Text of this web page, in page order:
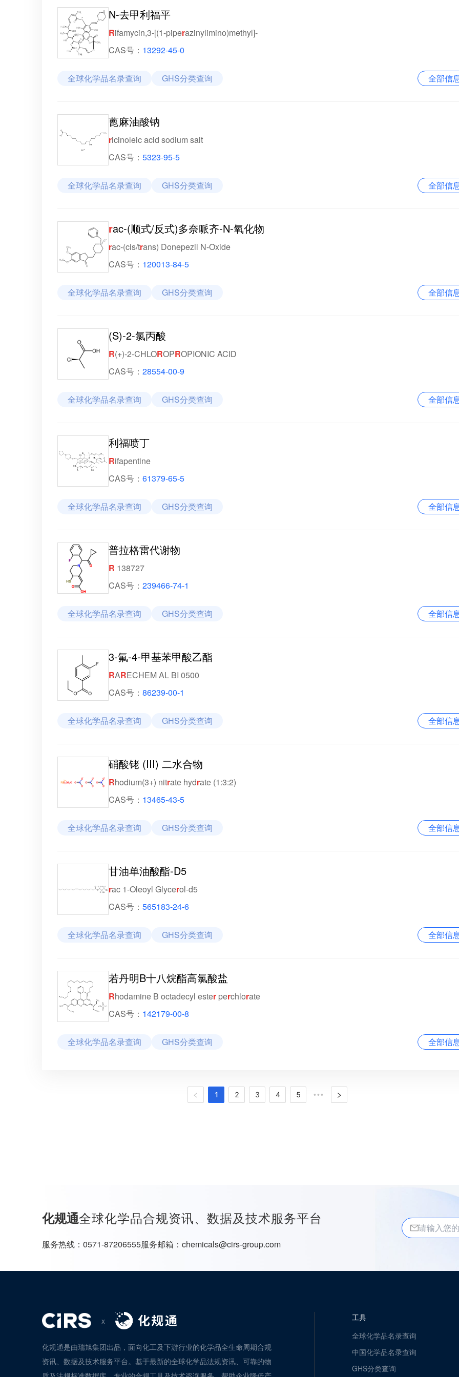
N-去甲利福平
Rifamycin,3-[(1-piperazinylimino)methyl]-
CAS号： 13292-45-0
全球化学品名录查询 GHS分类查询 全部信
蓖麻油酸钠
ricinoleic acid sodium salt
CAS号： 5323-95-5
全球化学品名录查询 GHS分类查询 全部信
rac-(顺式/反式)多奈哌齐-N-氧化物
rac-(cis/trans) Donepezil N-Oxide
CAS号： 120013-84-5
全球化学品名录查询 GHS分类查询 全部信
(S)-2-氯丙酸
R(+)-2-CHLOROPROPIONIC ACID
CAS号： 28554-00-9
全球化学品名录查询 GHS分类查询 全部信
利福喷丁
Rifapentine
CAS号： 61379-65-5
全球化学品名录查询 GHS分类查询 全部信
普拉格雷代谢物
R 138727
CAS号： 239466-74-1
全球化学品名录查询 GHS分类查询 全部信
3-氟-4-甲基苯甲酸乙酯
RARECHEM AL BI 0500
CAS号： 86239-00-1
全球化学品名录查询 GHS分类查询 全部信
硝酸铑 (III) 二水合物
Rhodium(3+) nitrate hydrate (1:3:2)
CAS号： 13465-43-5
全球化学品名录查询 GHS分类查询 全部信
甘油单油酸酯-D5
rac 1-Oleoyl Glycerol-d5
CAS号： 565183-24-6
全球化学品名录查询 GHS分类查询 全部信
若丹明B十八烷酯高氯酸盐
Rhodamine B octadecyl ester perchlorate
CAS号： 142179-00-8
全球化学品名录查询 GHS分类查询 全部信
1 2 3 4 5 •••
化规通全球化学品合规资讯、数据及技术服务平台
服务热线： 0571-87206555服务邮箱： chemicals@cirs-group.com
x
化规通是由瑞旭集团出品，面向化工及下游行业的化学品全生命周期合规
资讯、数据及技术服务平台。基于最新的全球化学品法规资讯、可靠的物
工具
全球化学品名录查询
中国化学品名录查询
GHS分类查询